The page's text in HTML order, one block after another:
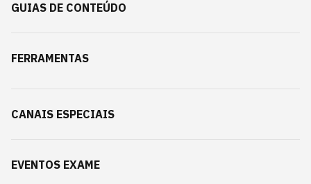
GUIAS DE CONTEÚDO
FERRAMENTAS
CANAIS ESPECIAIS
EVENTOS EXAME